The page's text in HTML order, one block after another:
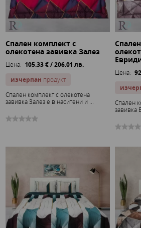
Спален комплект с
олекотена завивка Залез
Цена: 105.33 € / 206.01 лв.
изчерпан продукт
Спален комплект с олекотена
завивка Залез е в наситени и ...
Цена:
Спален
завивка